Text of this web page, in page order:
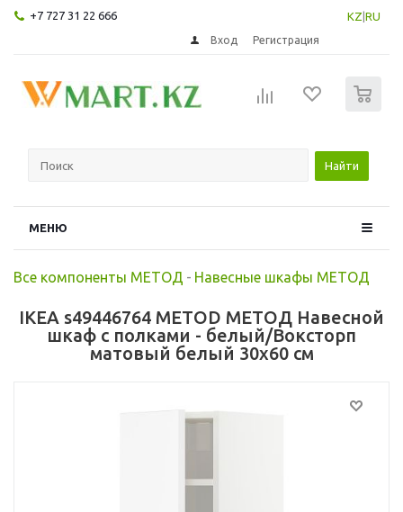
+7 727 31 22 666 KZ RU
Вход Регистрация
Найти
МЕНЮ
Все компоненты МЕТОД - Навесные шкафы МЕТОД
IKEA s49446764 METOD МЕТОД Навесной
шкаф с полками - белый/Воксторп
матовый белый 30x60 см